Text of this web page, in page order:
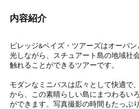
内容紹介
ビレッジ&ベイズ・ツアーズはオーバ
光しながら、スチュアート島の地域社
触れることができるツアーです。
モダンなミニバスは広々として快適で
から、この素晴らしい島にまつわるい
ができます。写真撮影の時間もたっぷ